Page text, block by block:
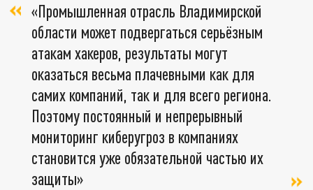
«Промышленная отрасль Владимирской
области может подвергаться серьёзным
атакам хакеров, результаты могут
оказаться весьма плачевными как для
самих компаний, так и для всего региона.
Поэтому постоянный и непрерывный
мониторинг киберугроз в компаниях
становится уже обязательной частью их
защиты»